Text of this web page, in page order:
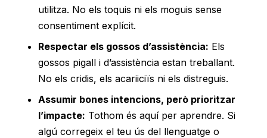
utilitza. No els toquis ni els moguis sense
consentiment explícit.
Respectar els gossos d’assistència: Els
gossos pigall i d’assistència estan treballant.
No els cridis, els acariiciïs ni els distreguis.
Assumir bones intencions, però prioritzar
l’impacte: Tothom és aquí per aprendre. Si
algú corregeix el teu ús del llenguatge o